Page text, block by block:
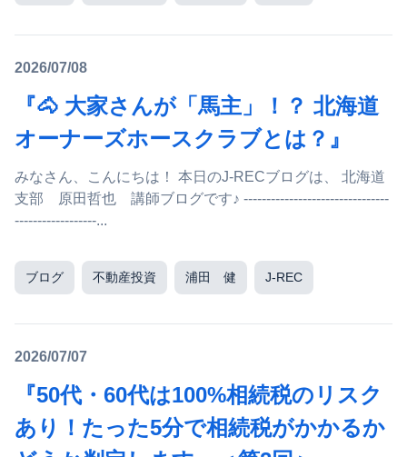
2026/07/08
『🐴 大家さんが「馬主」！？ 北海道
オーナーズホースクラブとは？』
みなさん、こんにちは！ 本日のJ-RECブログは、 北海道
支部 原田哲也 講師ブログです♪ --------------------------------
------------------...
ブログ 不動産投資 浦田 健 J-REC
2026/07/07
『50代・60代は100%相続税のリスク
あり！たった5分で相続税がかかるか